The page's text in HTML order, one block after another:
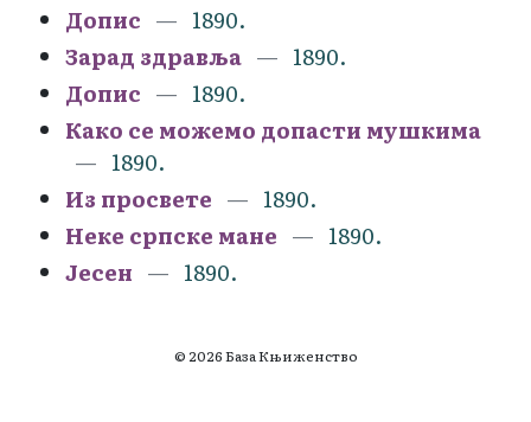
Допис
1890.
Зарад здравља
1890.
Допис
1890.
Како се можемо допасти мушкима
1890.
Из просвете
1890.
Неке српске мане
1890.
Јесен
1890.
© 2026 База Књиженство